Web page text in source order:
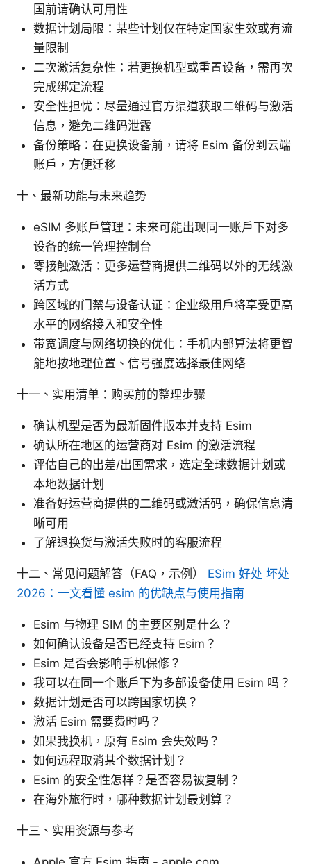
国前请确认可用性
数据计划局限：某些计划仅在特定国家生效或有流
量限制
二次激活复杂性：若更换机型或重置设备，需再次
完成绑定流程
安全性担忧：尽量通过官方渠道获取二维码与激活
信息，避免二维码泄露
备份策略：在更换设备前，请将 Esim 备份到云端
账户，方便迁移
十、最新功能与未来趋势
eSIM 多账户管理：未来可能出现同一账户下对多
设备的统一管理控制台
零接触激活：更多运营商提供二维码以外的无线激
活方式
跨区域的门禁与设备认证：企业级用户将享受更高
水平的网络接入和安全性
带宽调度与网络切换的优化：手机内部算法将更智
能地按地理位置、信号强度选择最佳网络
十一、实用清单：购买前的整理步骤
确认机型是否为最新固件版本并支持 Esim
确认所在地区的运营商对 Esim 的激活流程
评估自己的出差/出国需求，选定全球数据计划或
本地数据计划
准备好运营商提供的二维码或激活码，确保信息清
晰可用
了解退换货与激活失败时的客服流程
十二、常见问题解答（FAQ，示例） ESim 好处 坏处
2026：一文看懂 esim 的优缺点与使用指南
Esim 与物理 SIM 的主要区别是什么？
如何确认设备是否已经支持 Esim？
Esim 是否会影响手机保修？
我可以在同一个账户下为多部设备使用 Esim 吗？
数据计划是否可以跨国家切换？
激活 Esim 需要费时吗？
如果我换机，原有 Esim 会失效吗？
如何远程取消某个数据计划？
Esim 的安全性怎样？是否容易被复制？
在海外旅行时，哪种数据计划最划算？
十三、实用资源与参考